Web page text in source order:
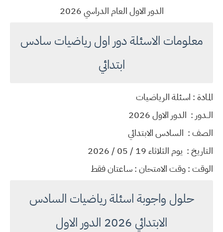
الدور الاول العام الدراسي 2026
معلومات الاسئلة دور اول رياضيات سادس
ابتدائي
المـادة : اسئلة الرياضيات
الــدور : الدور الاول 2026
الصف : السادس الابتدائي
التاريخ : يوم الثلاثاء 19 / 05 / 2026
الوقت : وقت الامتحان : ساعتان فقط
حلول واجوبة اسئلة رياضيات السادس
الابتدائي 2026 الدور الاول